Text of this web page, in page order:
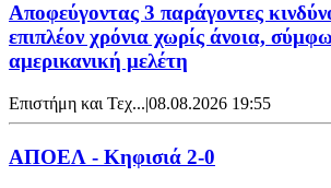
Αποφεύγοντας 3 παράγοντες
επιπλέον χρόνια χωρίς άνοια,
αμερικανική μελέτη
Επιστήμη και Τεχ...|08.08.2026 19:55
ΑΠΟΕΛ - Κηφισιά 2-0